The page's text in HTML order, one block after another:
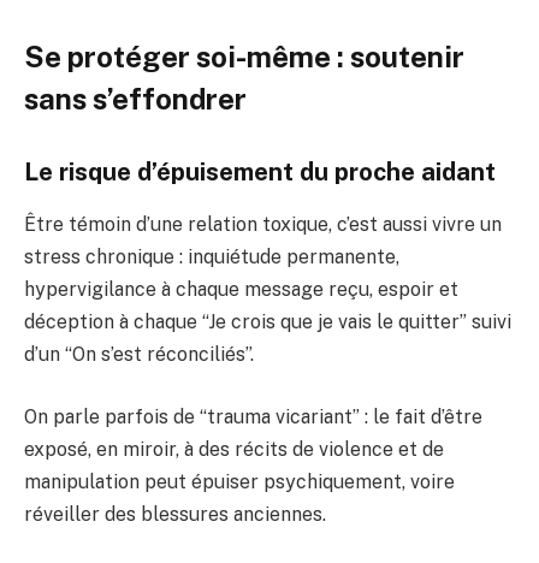
Se protéger soi-même : soutenir
sans s’effondrer
Le risque d’épuisement du proche aidant
Être témoin d’une relation toxique, c’est aussi vivre un
stress chronique : inquiétude permanente,
hypervigilance à chaque message reçu, espoir et
déception à chaque “Je crois que je vais le quitter” suivi
d’un “On s’est réconciliés”.
On parle parfois de “trauma vicariant” : le fait d’être
exposé, en miroir, à des récits de violence et de
manipulation peut épuiser psychiquement, voire
réveiller des blessures anciennes.